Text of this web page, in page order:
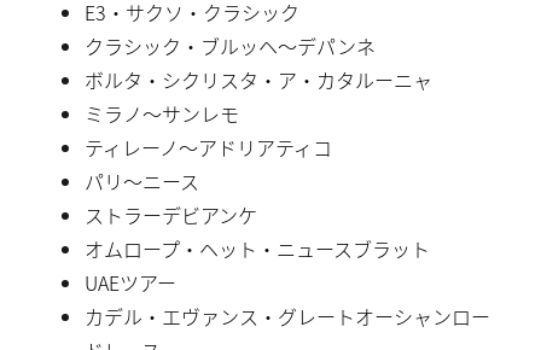
E3・サクソ・クラシック
クラシック・ブルッヘ〜デパンネ
ボルタ・シクリスタ・ア・カタルーニャ
ミラノ〜サンレモ
ティレーノ〜アドリアティコ
パリ〜ニース
ストラーデビアンケ
オムロープ・ヘット・ニュースブラット
UAEツアー
カデル・エヴァンス・グレートオーシャンロー